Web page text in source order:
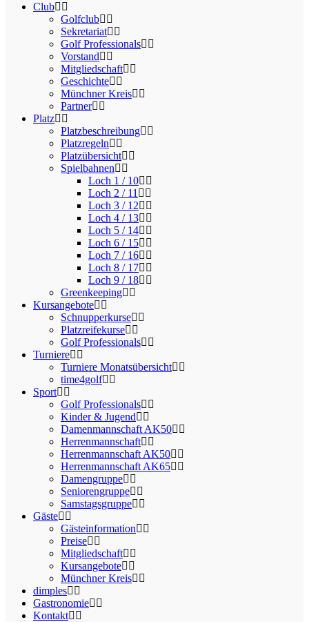
Club
Golfclub
Sekretariat
Golf Professionals
Vorstand
Mitgliedschaft
Geschichte
Münchner Kreis
Partner
Platz
Platzbeschreibung
Platzregeln
Platzübersicht
Spielbahnen
Loch 1 / 10
Loch 2 / 11
Loch 3 / 12
Loch 4 / 13
Loch 5 / 14
Loch 6 / 15
Loch 7 / 16
Loch 8 / 17
Loch 9 / 18
Greenkeeping
Kursangebote
Schnupperkurse
Platzreifekurse
Golf Professionals
Turniere
Turniere Monatsübersicht
time4golf
Sport
Golf Professionals
Kinder & Jugend
Damenmannschaft AK50
Herrenmannschaft
Herrenmannschaft AK50
Herrenmannschaft AK65
Damengruppe
Seniorengruppe
Samstagsgruppe
Gäste
Gästeinformation
Preise
Mitgliedschaft
Kursangebote
Münchner Kreis
dimples
Gastronomie
Kontakt